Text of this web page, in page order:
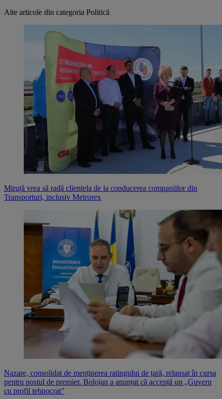
Alte articole din categoria Politică
Miruță vrea să radă clientela de la conducerea companiilor din
Transporturi, inclusiv Metrorex
Nazare, consolidat de menținerea ratingului de țară, relansat în cursa
pentru postul de premier. Bolojan a anunțat că acceptă un „Guvern
cu profil tehnocrat”